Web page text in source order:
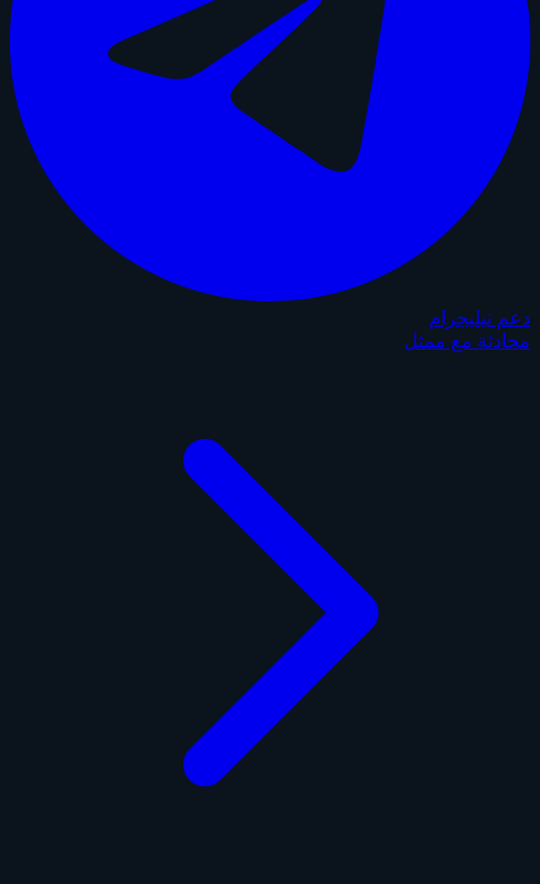
دعم تيليجرام
محادثة مع ممثل